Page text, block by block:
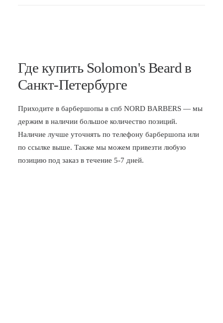
Где купить Solomon's Beard в
Санкт-Петербурге
Приходите в барбершопы в спб NORD BARBERS — мы
держим в наличии большое количество позиций.
Наличие лучше уточнять по телефону барбершопа или
по ссылке выше. Также мы можем привезти любую
позицию под заказ в течение 5-7 дней.